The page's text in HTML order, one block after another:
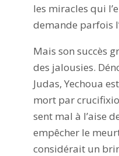
les miracles qui
demande parfois
Mais son succès
des jalousies.
Judas, Yechoua
mort par
sent mal à l’aise
empêcher le
considérait un